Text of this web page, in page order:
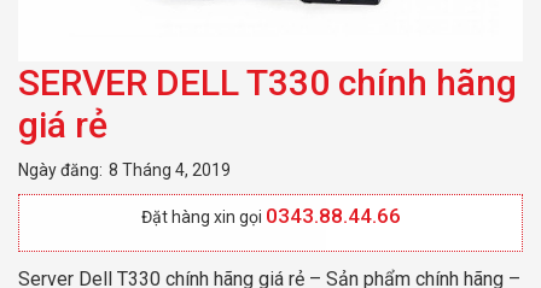
SERVER DELL T330 chính hãng
giá rẻ
Ngày đăng: 8 Tháng 4, 2019
Đặt hàng xin gọi 0343.88.44.66
Server Dell T330 chính hãng giá rẻ – Sản phẩm chính hãng –